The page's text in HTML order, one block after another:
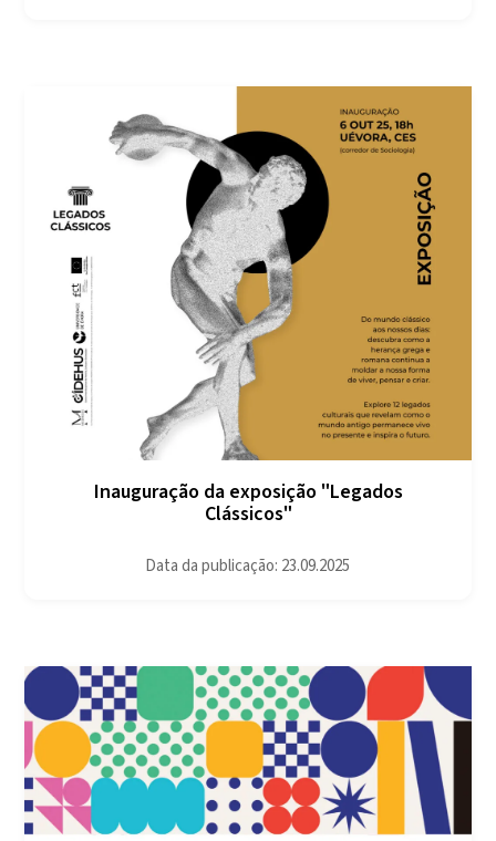
Inauguração da exposição "Legados
Clássicos"
Data da publicação: 23.09.2025